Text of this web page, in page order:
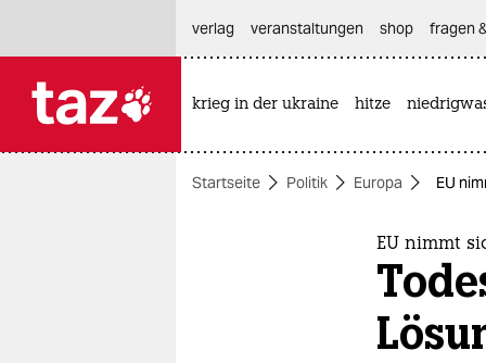
themen
verlag
veranstaltungen shop fragen
krieg in der ukraine hitze
Startseite Politik Europa EU
EU nimmt